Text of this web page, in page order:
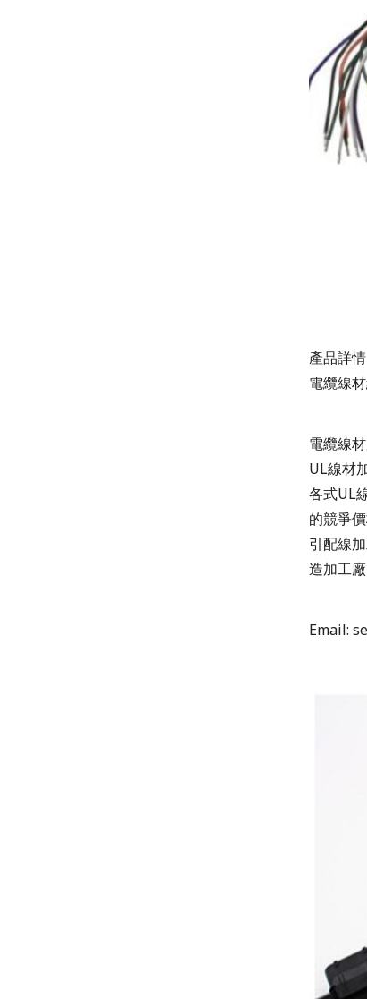
產品詳情
電纜線
電纜線
UL線材
各式UL
的競爭
引配線
造加工
Email: